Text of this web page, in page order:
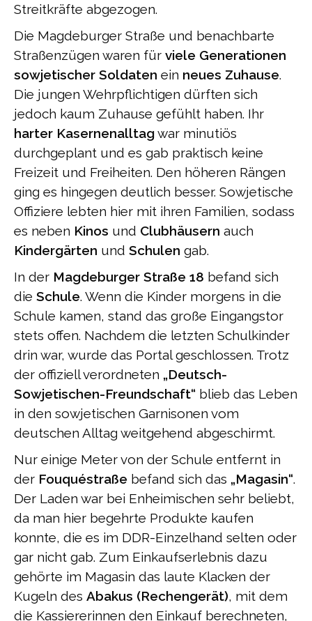
Streitkräfte abgezogen.
Die Magdeburger Straße und benachbarte
Straßenzügen waren für viele Generationen
sowjetischer Soldaten ein neues Zuhause.
Die jungen Wehrpflichtigen dürften sich
jedoch kaum Zuhause gefühlt haben. Ihr
harter Kasernenalltagwar minutiös
durchgeplant und es gab praktisch keine
Freizeit und Freiheiten. Den höheren Rängen
ging es hingegen deutlich besser. Sowjetische
Offiziere lebten hier mit ihren Familien, sodass
es neben Kinos und Clubhäusern auch
Kindergärten und Schulen gab.
In der Magdeburger Straße 18 befand sich
die Schule. Wenn die Kinder morgens in die
Schule kamen, stand das große Eingangstor
stets offen. Nachdem die letzten Schulkinder
drin war, wurde das Portal geschlossen. Trotz
der offiziell verordneten „Deutsch-
Sowjetischen-Freundschaft“ blieb das Leben
in den sowjetischen Garnisonen vom
deutschen Alltag weitgehend abgeschirmt.
Nur einige Meter von der Schule entfernt in
der Fouquéstraße befand sich das „Magasin“.
Der Laden war bei Enheimischen sehr beliebt,
da man hier begehrte Produkte kaufen
konnte, die es im DDR-Einzelhand selten oder
gar nicht gab. Zum Einkaufserlebnis dazu
gehörte im Magasin das laute Klacken der
Kugeln des Abakus (Rechengerät), mit dem
die Kassiererinnen den Einkauf berechneten,